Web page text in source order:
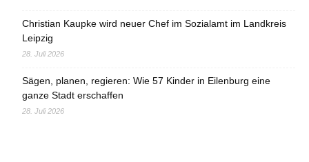
Christian Kaupke wird neuer Chef im Sozialamt im Landkreis
Leipzig
28. Juli 2026
Sägen, planen, regieren: Wie 57 Kinder in Eilenburg eine
ganze Stadt erschaffen
28. Juli 2026